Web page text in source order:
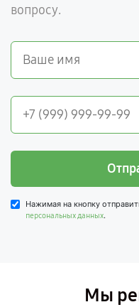
вопросу.
Нажимая на кнопку
персональных данных.
Мы